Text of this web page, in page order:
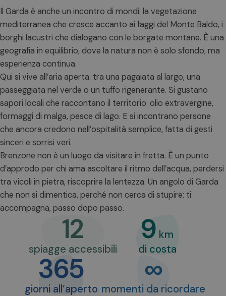
Il Garda è anche un incontro di mondi: la vegetazione
mediterranea che cresce accanto ai faggi del Monte Baldo, i
borghi lacustri che dialogano con le borgate montane. È una
geografia in equilibrio, dove la natura non è solo sfondo, ma
esperienza continua.
Qui si vive all’aria aperta: tra una pagaiata al largo, una
passeggiata nel verde o un tuffo rigenerante. Si gustano
sapori locali che raccontano il territorio: olio extravergine,
formaggi di malga, pesce di lago. E si incontrano persone
che ancora credono nell’ospitalità semplice, fatta di gesti
sinceri e sorrisi veri.
Brenzone non è un luogo da visitare in fretta. È un punto
d’approdo per chi ama ascoltare il ritmo dell’acqua, perdersi
tra vicoli in pietra, riscoprire la lentezza. Un angolo di Garda
che non si dimentica, perché non cerca di stupire: ti
accompagna, passo dopo passo.
12
spiagge accessibili
9 km
di costa
365
giorni all’aperto
∞
momenti da ricordare